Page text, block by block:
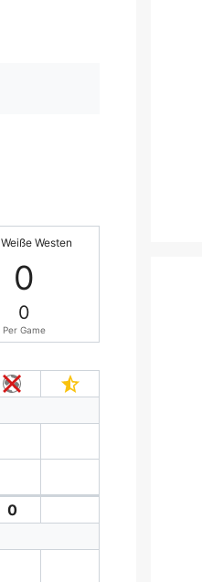
Weiße Westen
0
0
Per Game
0